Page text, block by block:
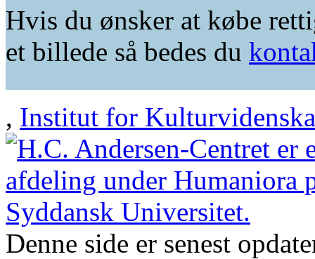
Hvis du ønsker at købe
et billede så bedes du
, Institut for
Denne side er senest